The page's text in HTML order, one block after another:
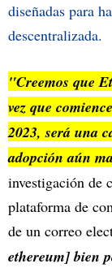
diseñadas para
descentralizada.
"Creemos que
vez que
2023, será una
adopción aún
investigación de
plataforma de
de un correo
ethereum] bien